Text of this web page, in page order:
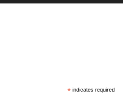
* indicates required